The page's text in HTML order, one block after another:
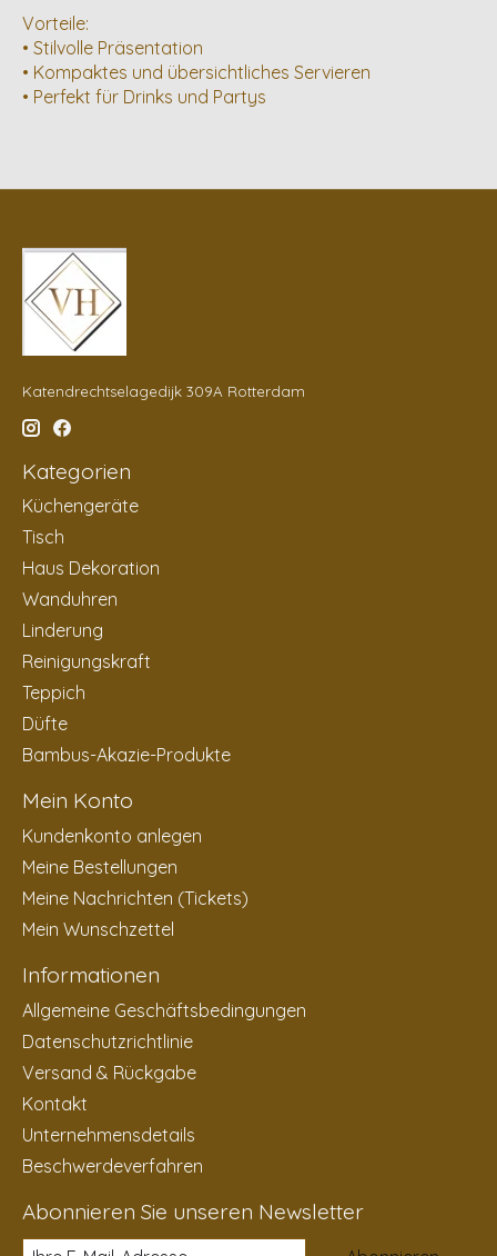
Vorteile:
• Stilvolle Präsentation
• Kompaktes und übersichtliches Servieren
• Perfekt für Drinks und Partys
Katendrechtselagedijk 309A Rotterdam
Kategorien
Küchengeräte
Tisch
Haus Dekoration
Wanduhren
Linderung
Reinigungskraft
Teppich
Düfte
Bambus-Akazie-Produkte
Mein Konto
Kundenkonto anlegen
Meine Bestellungen
Meine Nachrichten (Tickets)
Mein Wunschzettel
Informationen
Allgemeine Geschäftsbedingungen
Datenschutzrichtlinie
Versand & Rückgabe
Kontakt
Unternehmensdetails
Beschwerdeverfahren
Abonnieren Sie unseren Newsletter